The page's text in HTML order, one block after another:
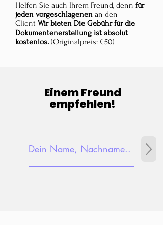
Helfen Sie auch Ihrem Freund, denn für
jeden vorgeschlagenen an den
Client Wir bieten Die Gebühr für die
Dokumentenerstellung ist absolut
kostenlos. (Originalpreis: €50)
Einem Freund
empfehlen!